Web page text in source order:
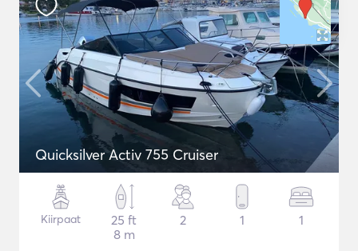
Quicksilver Activ 755 Cruiser
Kiirpaat
25 ft
8 m
2 1 1